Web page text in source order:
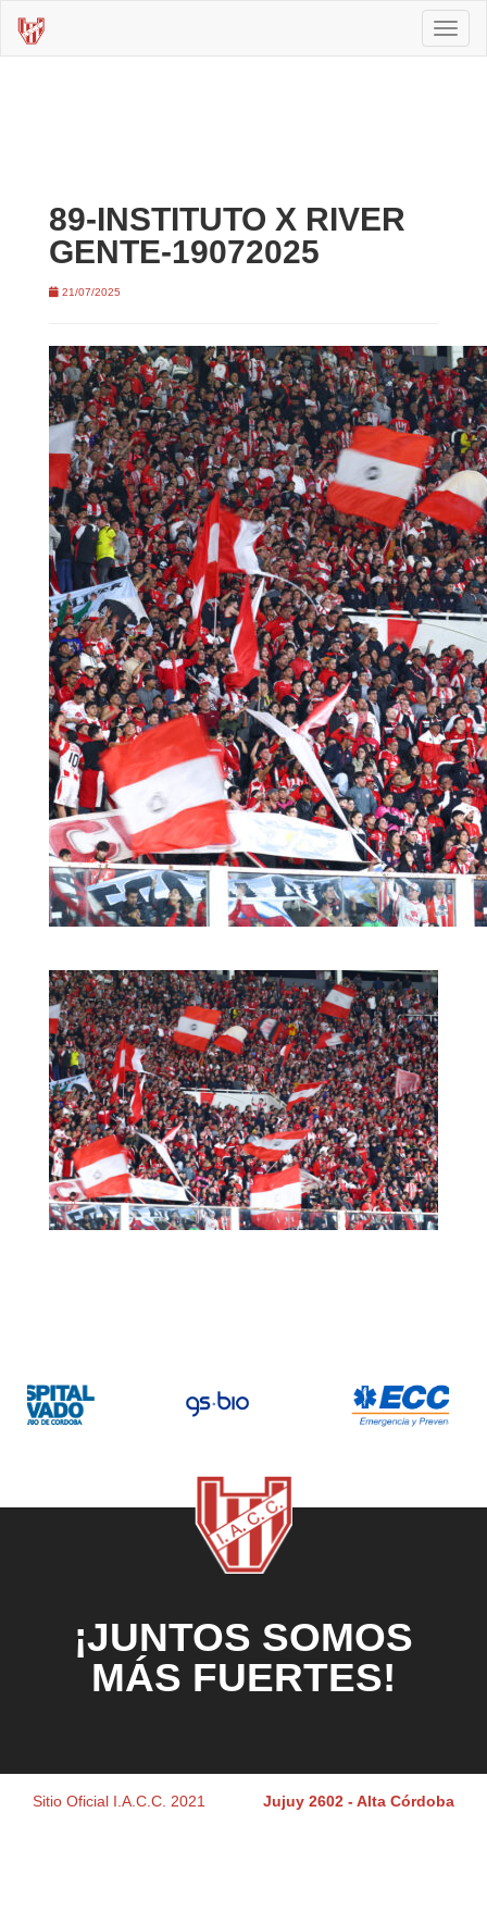
89-INSTITUTO X RIVER
GENTE-19072025
21/07/2025
¡JUNTOS SOMOS
MÁS FUERTES!
Sitio Oficial I.A.C.C. 2021 Jujuy 2602 - Alta Córdoba